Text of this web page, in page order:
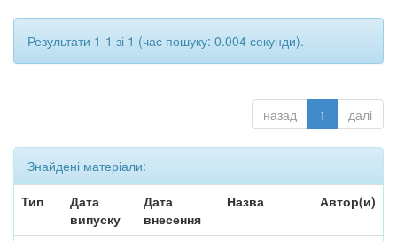
Результати 1-1 зі 1 (час пошуку: 0.004 секунди).
назад 1 далі
Знайдені матеріали:
Тип
Дата
випуску
Дата
внесення
Назва Автор(и)